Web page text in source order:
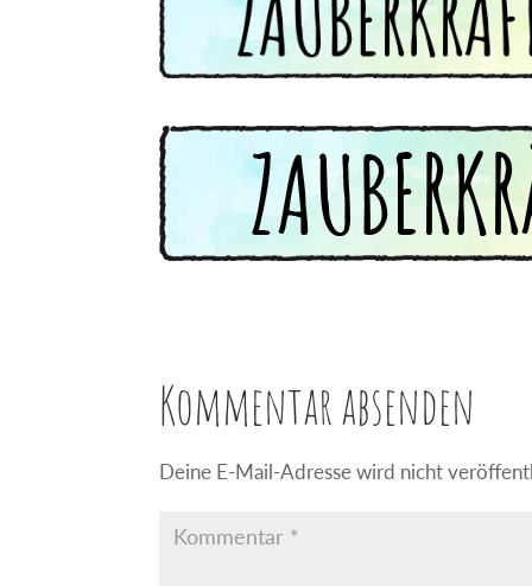
Kommentar absenden
Deine E-Mail-Adresse wird nicht